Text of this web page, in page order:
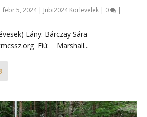
|febr 5, 2024| Jubi2024 Körlevelek | 0 |
Lány: Bárczay Sára
Fiú: Marshall...